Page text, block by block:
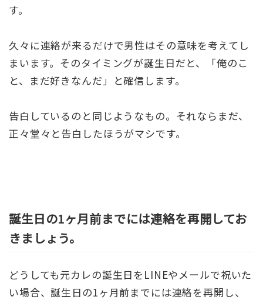
す。
久々に連絡が来るだけで男性はその意味を考えてし
まいます。そのタイミングが誕生日だと、「俺のこ
と、まだ好きなんだ」と確信します。
告白しているのと同じようなもの。それならまだ、
正々堂々と告白したほうがマシです。
誕生日の1ヶ月前までには連絡を再開してお
きましょう。
どうしても元カレの誕生日をLINEやメールで祝いた
い場合、誕生日の1ヶ月前までには連絡を再開し、